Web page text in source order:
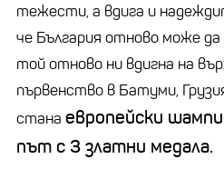
тежести, а вдига и
че България отново може да
той отново ни вдигна на
първенство в Батуми,
стана европейски
път с 3 златни медала.